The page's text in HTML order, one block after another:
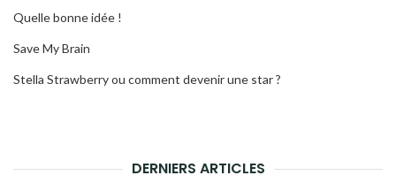
Quelle bonne idée !
Save My Brain
Stella Strawberry ou comment devenir une star ?
DERNIERS ARTICLES